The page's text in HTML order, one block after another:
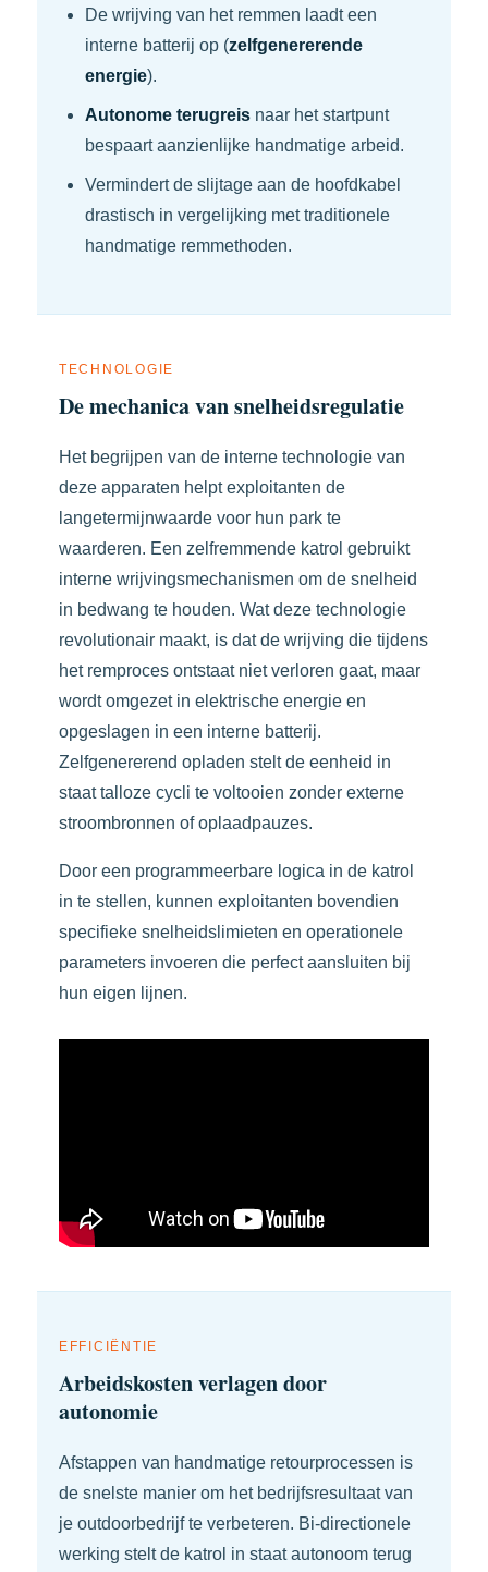
De wrijving van het remmen laadt een
interne batterij op (zelfgenererende
energie).
Autonome terugreis naar het startpunt
bespaart aanzienlijke handmatige arbeid.
Vermindert de slijtage aan de hoofdkabel
drastisch in vergelijking met traditionele
handmatige remmethoden.
TECHNOLOGIE
De mechanica van snelheidsregulatie
Het begrijpen van de interne technologie van
deze apparaten helpt exploitanten de
langetermijnwaarde voor hun park te
waarderen. Een zelfremmende katrol gebruikt
interne wrijvingsmechanismen om de snelheid
in bedwang te houden. Wat deze technologie
revolutionair maakt, is dat de wrijving die tijdens
het remproces ontstaat niet verloren gaat, maar
wordt omgezet in elektrische energie en
opgeslagen in een interne batterij.
Zelfgenererend opladen stelt de eenheid in
staat talloze cycli te voltooien zonder externe
stroombronnen of oplaadpauzes.
Door een programmeerbare logica in de katrol
in te stellen, kunnen exploitanten bovendien
specifieke snelheidslimieten en operationele
parameters invoeren die perfect aansluiten bij
hun eigen lijnen.
EFFICIËNTIE
Arbeidskosten verlagen door
autonomie
Afstappen van handmatige retourprocessen is
de snelste manier om het bedrijfsresultaat van
je outdoorbedrijf te verbeteren. Bi-directionele
werking stelt de katrol in staat autonoom terug